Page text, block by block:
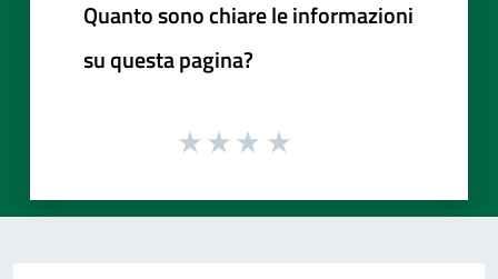
Quanto sono chiare le informazioni
su questa pagina?